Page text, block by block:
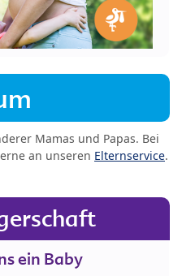
Mamas und Papas. Bei
an unseren Elternservice.
ein Baby